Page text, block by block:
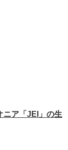
ニア「JEI」の生